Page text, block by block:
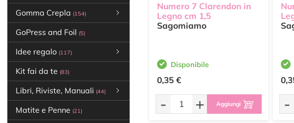
Gomma Crepla (154)
GoPress and Foil (5)
Idee regalo (117)
Kit fai da te (83)
Libri, Riviste, Manuali (44)
Matite e Penne (21)
Numero 7 Clarendon in
Legno cm 1,5
Sagomiamo
Disponibile
0,35 €
- + Aggiungi -